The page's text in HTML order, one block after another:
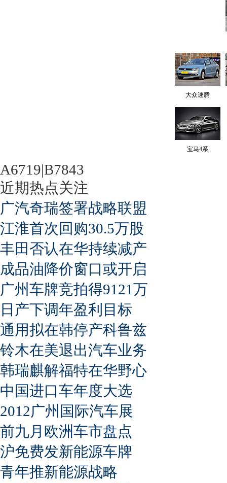
大众速腾
宝马4系
A6719|B7843
近期热点关注
广汽奇瑞签署战略联盟
江淮首次回购30.5万股
丰田否认在华持续减产
成品油降价窗口或开启
广州车牌竞拍得9121万
日产下调年盈利目标
通用拟在韩停产科鲁兹
铃木在美退出汽车业务
韩瑞麒解福特在华野心
中国进口车年度大选
2012广州国际汽车展
前九月欧洲车市盘点
沪免费发新能源车牌
青年推新能源战略